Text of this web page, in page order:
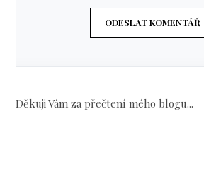
ODESLAT KOMENTÁŘ
Děkuji Vám za přečtení mého blogu...